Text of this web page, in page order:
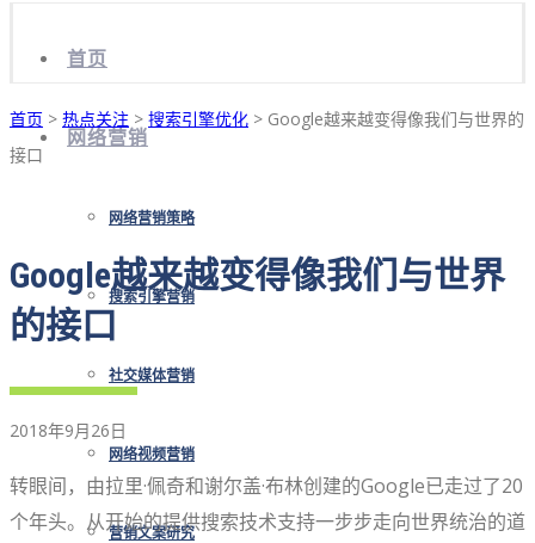
首页
网络营销
网络营销策略
搜索引擎营销
社交媒体营销
网络视频营销
营销文案研究
首页 > 热点关注 > 搜索引擎优化 > Google越来越变得像我们与世界的
接口
Google越来越变得像我们与世界
的接口
2018年9月26日
转眼间，由拉里·佩奇和谢尔盖·布林创建的Google已走过了20
个年头。从开始的提供搜索技术支持一步步走向世界统治的道